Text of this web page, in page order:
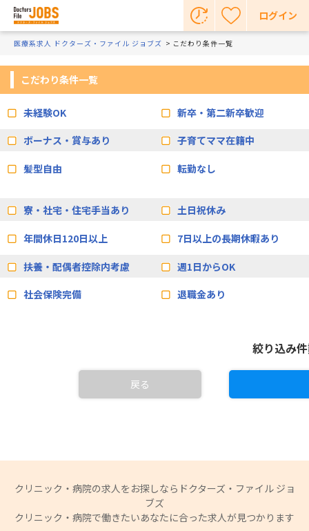
ログイン
医療系求人 ドクターズ・ファイル ジョブズ こだわり条件一覧
こだわり条件一覧
未経験OK 新卒・第二新卒歓迎
ボーナス・賞与あり 子育てママ在籍中
髪型自由 転勤なし
寮・社宅・住宅手当あり 土日祝休み
年間休日120日以上 7日以上の長期休暇あり
扶養・配偶者控除内考慮 週1日からOK
社会保険完備 退職金あり
絞り込み
戻る
クリニック・病院の求人をお探しならドクターズ・ファイル ジョ
ブズ
クリニック・病院で働きたいあなたに合った求人が見つかります